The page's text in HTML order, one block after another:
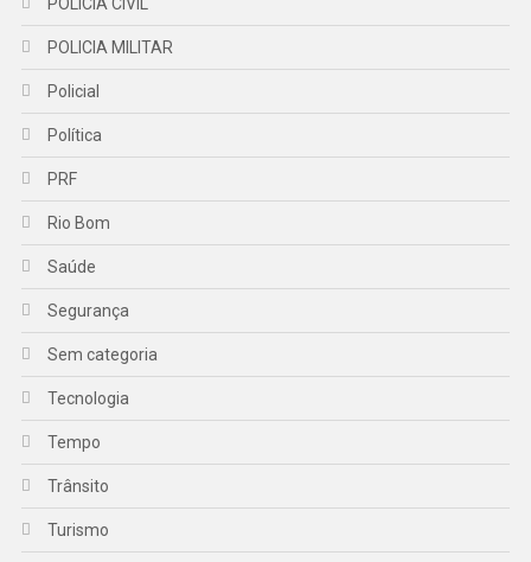
POLICIA MILITAR
Policial
Política
PRF
Rio Bom
Saúde
Segurança
Sem categoria
Tecnologia
Tempo
Trânsito
Turismo